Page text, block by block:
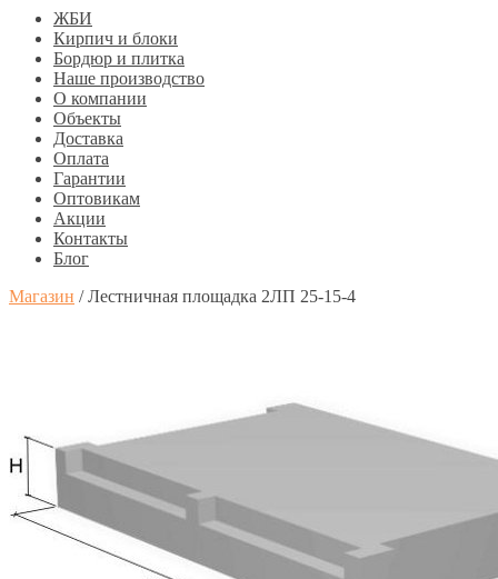
ЖБИ
Кирпич и блоки
Бордюр и плитка
Наше производство
О компании
Объекты
Доставка
Оплата
Гарантии
Оптовикам
Акции
Контакты
Блог
Магазин /Лестничная площадка 2ЛП 25-15-4